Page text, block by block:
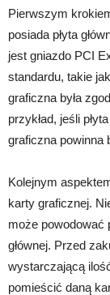
Pierwszym
posiada płyta
jest gniazdo PCI
standardu, takie
graficzna była
przykład, jeśli
graficzna powinna
Kolejnym
karty graficznej.
może powodować
głównej. Przed
wystarczającą
pomieścić daną